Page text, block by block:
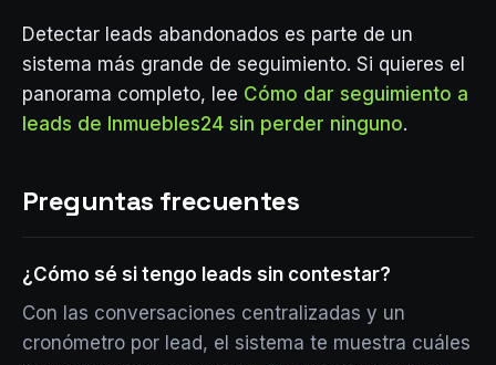
Detectar leads abandonados es parte de un
sistema más grande de seguimiento. Si quieres el
panorama completo, lee Cómo dar seguimiento a
leads de Inmuebles24 sin perder ninguno.
Preguntas frecuentes
¿Cómo sé si tengo leads sin contestar?
Con las conversaciones centralizadas y un
cronómetro por lead, el sistema te muestra cuáles